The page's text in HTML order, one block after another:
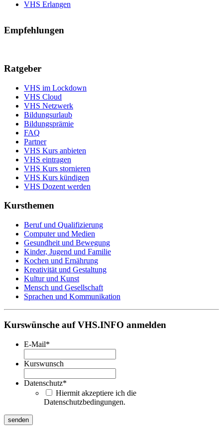
VHS Erlangen
Empfehlungen
Ratgeber
VHS im Lockdown
VHS Cloud
VHS Netzwerk
Bildungsurlaub
Bildungsprämie
FAQ
Partner
VHS Kurs anbieten
VHS eintragen
VHS Kurs stornieren
VHS Kurs kündigen
VHS Dozent werden
Kursthemen
Beruf und Qualifizierung
Computer und Medien
Gesundheit und Bewegung
Kinder, Jugend und Familie
Kochen und Ernährung
Kreativität und Gestaltung
Kultur und Kunst
Mensch und Gesellschaft
Sprachen und Kommunikation
Kurswünsche auf VHS.INFO anmelden
E-Mail*
Kurswunsch
Datenschutz*
Hiermit akzeptiere ich die
Datenschutzbedingungen.